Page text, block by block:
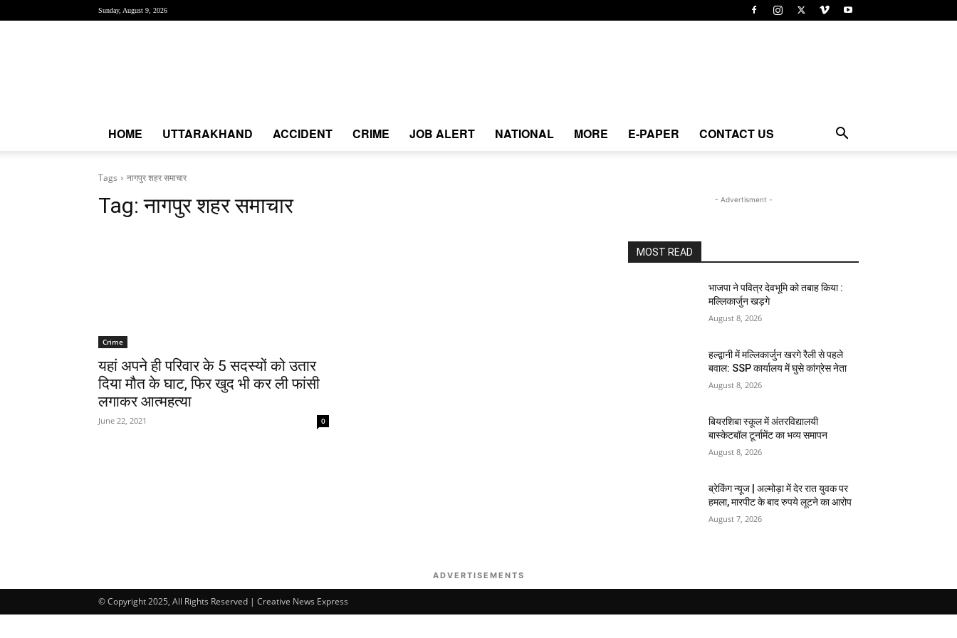
Sunday, August 9, 2026
HOME UTTARAKHAND ACCIDENT CRIME JOB ALERT NATIONAL MORE E-PAPER CONTACT US
Tags नागपुर शहर समाचार
Tag:नागपुर शहर समाचार
Crime
यहां अपने ही परिवार के 5 सदस्यों को उतार
दिया मौत के घाट, फिर खुद भी कर ली फांसी
लगाकर आत्महत्या
June 22, 2021 0
- Advertisment -
MOST READ
भाजपा ने पवित्र देवभूमि को तबाह किया :
मल्लिकार्जुन खड़गे
August 8, 2026
हल्द्वानी में मल्लिकार्जुन खरगे रैली से पहले
बवाल: SSP कार्यालय में घुसे कांग्रेस नेता
August 8, 2026
बियरशिबा स्कूल में अंतरविद्यालयी
बास्केटबॉल टूर्नामेंट का भव्य समापन
August 8, 2026
ब्रेकिंग न्यूज | अल्मोड़ा में देर रात युवक पर
हमला, मारपीट के बाद रुपये लूटने का आरोप
August 7, 2026
ADVERTISEMENTS
© Copyright 2025, All Rights Reserved | Creative News Express